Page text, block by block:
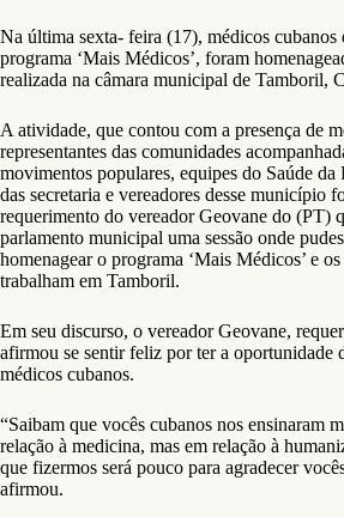
Na última sexta- feira (17), médicos cubanos
programa ‘Mais Médicos’, foram
realizada na câmara municipal de Tamboril,
A atividade, que contou com a presença de
representantes das comunidades
movimentos populares, equipes do Saúde da
das secretaria e vereadores desse município
requerimento do vereador Geovane do (PT)
parlamento municipal uma sessão onde
homenagear o programa ‘Mais Médicos’ e
trabalham em Tamboril.
Em seu discurso, o vereador Geovane,
afirmou se sentir feliz por ter a oportunidade
médicos cubanos.
“Saibam que vocês cubanos nos ensinaram
relação à medicina, mas em relação à
que fizermos será pouco para agradecer
afirmou.